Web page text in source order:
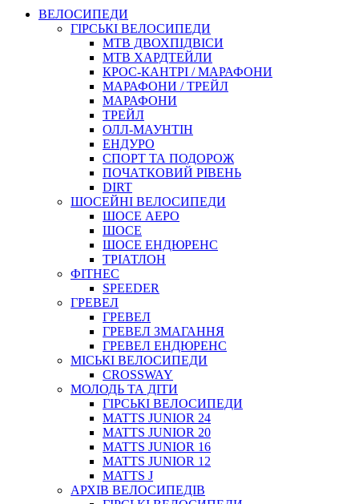
ВЕЛОСИПЕДИ
ГІРСЬКІ ВЕЛОСИПЕДИ
MTB ДВОХПIДВIСИ
MTB ХАРДТЕЙЛИ
КРОС-КАНТРI / МАРАФОНИ
МАРАФОНИ / ТРЕЙЛ
МАРАФОНИ
ТРЕЙЛ
ОЛЛ-МАУНТIН
ЕНДУРО
СПОРТ ТА ПОДОРОЖ
ПОЧАТКОВИЙ РIВЕНЬ
DIRT
ШОСЕЙНІ ВЕЛОСИПЕДИ
ШОСЕ АЕРО
ШОСЕ
ШОСЕ ЕНДЮРЕНС
ТРІАТЛОН
ФІТНЕС
SPEEDER
ГРЕВЕЛ
ГРЕВЕЛ
ГРЕВЕЛ ЗМАГАННЯ
ГРЕВЕЛ ЕНДЮРЕНС
МІСЬКІ ВЕЛОСИПЕДИ
CROSSWAY
МОЛОДЬ ТА ДІТИ
ГIРСЬКI ВЕЛОСИПЕДИ
MATTS JUNIOR 24
MATTS JUNIOR 20
MATTS JUNIOR 16
MATTS JUNIOR 12
MATTS J
АРХIВ ВЕЛОСИПЕДIВ